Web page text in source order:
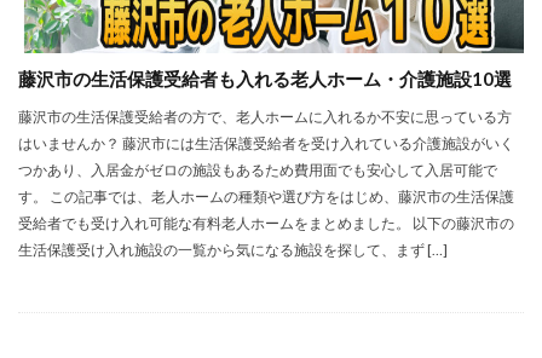
藤沢市の生活保護受給者も入れる老人ホーム・介護施設10選
藤沢市の生活保護受給者の方で、老人ホームに入れるか不安に思っている方
はいませんか？ 藤沢市には生活保護受給者を受け入れている介護施設がいく
つかあり、入居金がゼロの施設もあるため費用面でも安心して入居可能で
す。 この記事では、老人ホームの種類や選び方をはじめ、藤沢市の生活保護
受給者でも受け入れ可能な有料老人ホームをまとめました。 以下の藤沢市の
生活保護受け入れ施設の一覧から気になる施設を探して、まず […]